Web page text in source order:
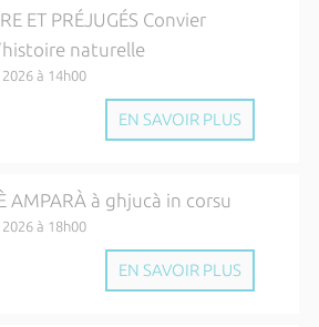
ET PRÉJUGÉS Convier
naturelle
à 14h00
EN SAVOIR PLUS
AMPARÀ à ghjucà in corsu
à 18h00
EN SAVOIR PLUS